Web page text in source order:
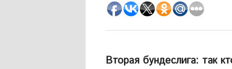
Вторая бундеслига: так